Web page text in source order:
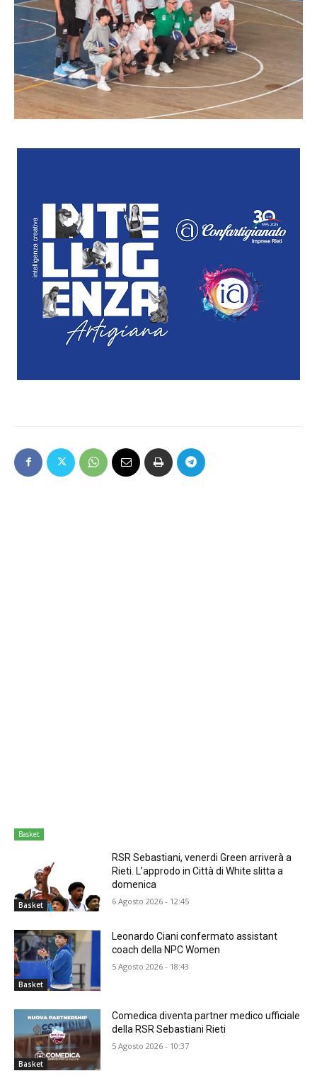
Basket
Basket
RSR Sebastiani, venerdi Green arriverà a
Rieti. L’approdo in Città di White slitta a
domenica
6 Agosto 2026 - 12:45
Basket
Leonardo Ciani confermato assistant
coach della NPC Women
5 Agosto 2026 - 18:43
Basket
Comedica diventa partner medico ufficiale
della RSR Sebastiani Rieti
5 Agosto 2026 - 10:37